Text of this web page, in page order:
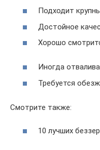
Подходит
Достойное
Хорошо
Иногда
Требуется
Смотрите также:
10 лучших